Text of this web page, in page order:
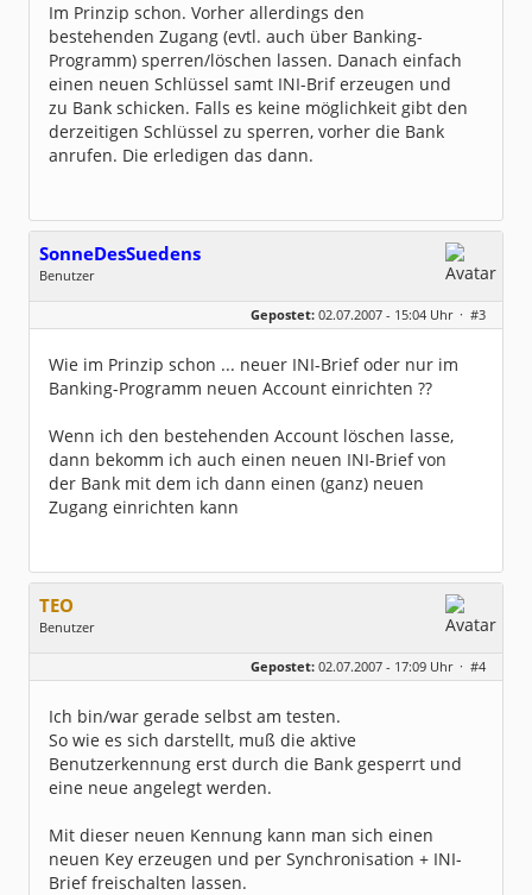
Im Prinzip schon. Vorher allerdings den
bestehenden Zugang (evtl. auch über Banking-
Programm) sperren/löschen lassen. Danach einfach
einen neuen Schlüssel samt INI-Brif erzeugen und
zu Bank schicken. Falls es keine möglichkeit gibt den
derzeitigen Schlüssel zu sperren, vorher die Bank
anrufen. Die erledigen das dann.
SonneDesSuedens
Benutzer
Geschlecht:
keine Angabe
Dabei seit:
07 / 2007
Gepostet: 02.07.2007 - 15:04 Uhr · #3
Wie im Prinzip schon ... neuer INI-Brief oder nur im
Banking-Programm neuen Account einrichten ??
Wenn ich den bestehenden Account löschen lasse,
dann bekomm ich auch einen neuen INI-Brief von
der Bank mit dem ich dann einen (ganz) neuen
Zugang einrichten kann
TEO
Benutzer
Dabei seit:
05 / 2005
Gepostet: 02.07.2007 - 17:09 Uhr · #4
Ich bin/war gerade selbst am testen.
So wie es sich darstellt, muß die aktive
Benutzerkennung erst durch die Bank gesperrt und
eine neue angelegt werden.
Mit dieser neuen Kennung kann man sich einen
neuen Key erzeugen und per Synchronisation + INI-
Brief freischalten lassen.